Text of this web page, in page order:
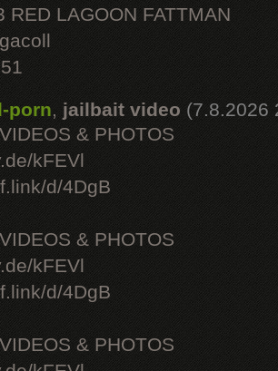
RED LAGOON FATTMAN
porn, jailbait video (7.8.2026
& PHOTOS
kFEVl
d/4DgB
& PHOTOS
kFEVl
d/4DgB
& PHOTOS